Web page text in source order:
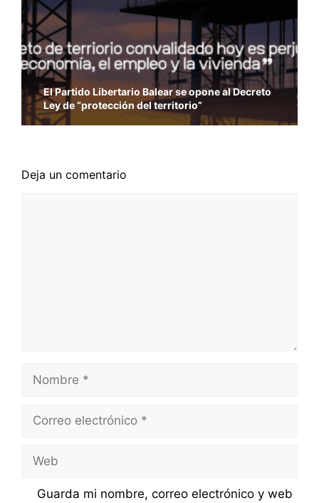
El Partido Libertario Balear se opone al Decreto
Ley de “protección del territorio”
Deja un comentario
electrónico
Guarda mi nombre, correo electrónico y web